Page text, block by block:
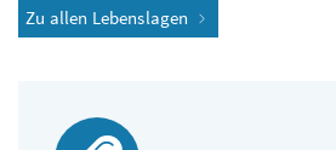
Zu allen Lebenslagen